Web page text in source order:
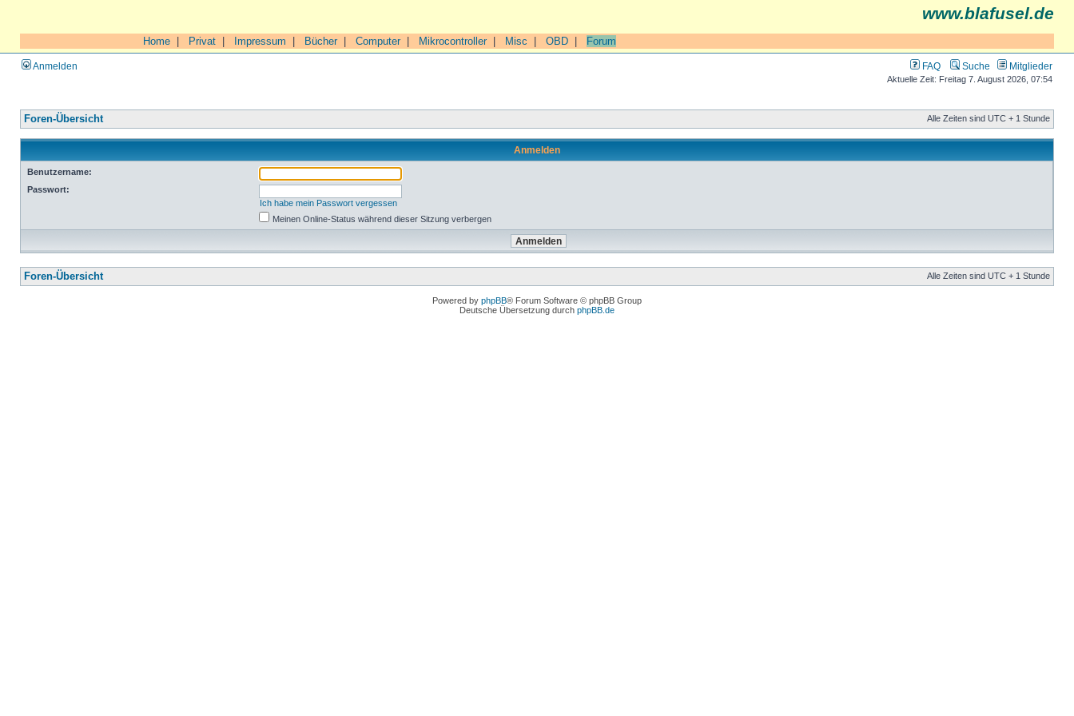
www.blafusel.de
Home Privat Impressum Bücher| Computer| Mikrocontroller| Misc OBD Forum
Anmelden FAQ Suche Mitglieder
Aktuelle Zeit: Freitag 7. August 2026, 07:54
Foren-Übersicht Alle Zeiten sind UTC + 1 Stunde
Anmelden
Benutzername:
Passwort:
Ich habe mein Passwort vergessen
Meinen Online-Status während dieser Sitzung verbergen
Foren-Übersicht Alle Zeiten sind UTC + 1 Stunde
Powered by phpBB® Forum Software © phpBB Group
Deutsche Übersetzung durch phpBB.de